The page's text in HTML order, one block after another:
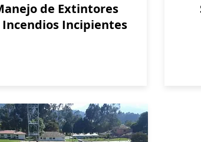
de Extintores
Incendios Incipientes